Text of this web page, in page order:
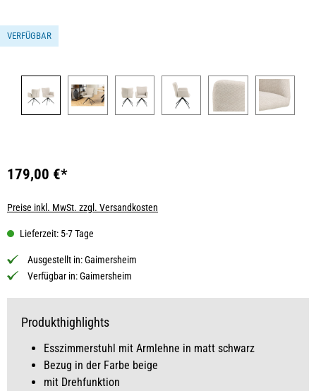
VERFÜGBAR
Produkthighlights
Esszimmerstuhl mit Armlehne in matt schwarz
Bezug in der Farbe beige
mit Drehfunktion
179,00 €*
Preise inkl. MwSt. zzgl. Versandkosten
Lieferzeit: 5-7 Tage
Ausgestellt in:Gaimersheim
Verfügbar in:Gaimersheim